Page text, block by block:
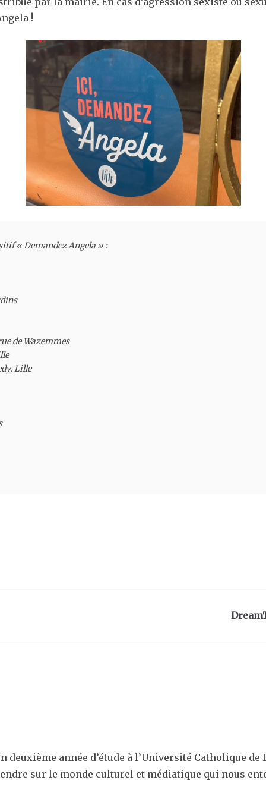
!
« Demandez Angela » :
de Wazemmes
Lille
deuxième année d’étude à l’Université Catholique
sur le monde culturel et médiatique qui nous